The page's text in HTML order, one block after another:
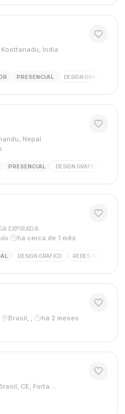
Koottanadu, Índia
PRESENCIAL DESIGN GRÁFICO
Nepal
PRESENCIAL DESIGN GRÁFICO
EXPIRADA
há cerca de 1 mês
DESIGN GRÁFICO REDES SOCIAIS
Brasil, , há 2 meses
Brasil, CE, Fortaleza